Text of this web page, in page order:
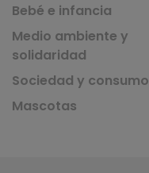
Bebé e infancia
Medio ambiente y
solidaridad
Sociedad y consumo
Mascotas